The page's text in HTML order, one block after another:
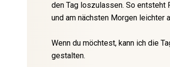
den Tag loszulassen. So entsteht
und am nächsten Morgen leichter
Wenn du möchtest, kann ich die
gestalten.